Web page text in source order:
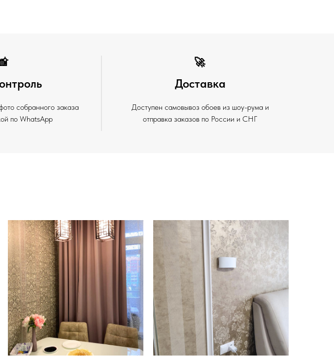
собранного заказа
по WhatsApp
🚀
Доставка
Доступен самовывоз обоев из шоу-рума и
отправка заказов по России и СНГ